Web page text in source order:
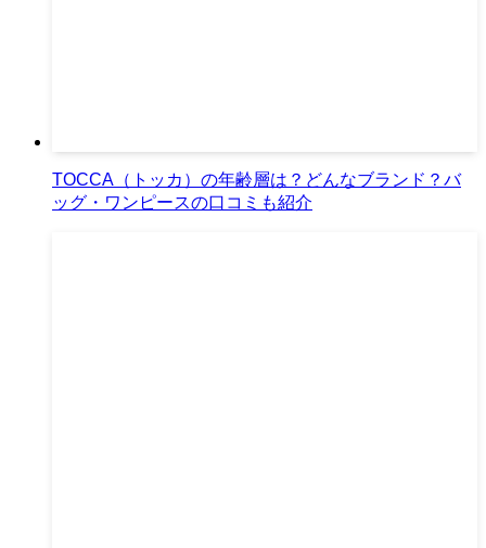
TOCCA（トッカ）の年齢層は？どんなブランド？バ
ッグ・ワンピースの口コミも紹介